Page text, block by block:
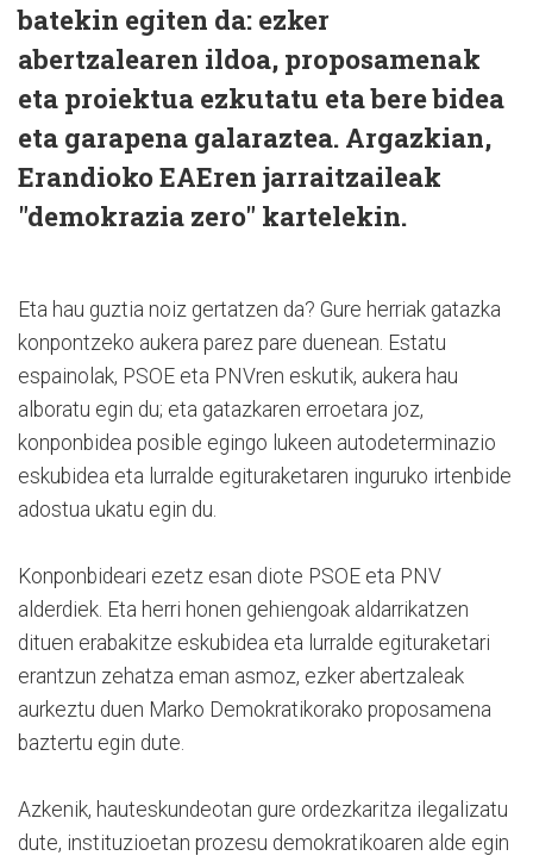
batekin egiten da: ezker
abertzalearen ildoa, proposamenak
eta proiektua ezkutatu eta bere bidea
eta garapena galaraztea. Argazkian,
Erandioko EAEren jarraitzaileak
"demokrazia zero" kartelekin.
Eta hau guztia noiz gertatzen da? Gure herriak gatazka
konpontzeko aukera parez pare duenean. Estatu
espainolak, PSOE eta PNVren eskutik, aukera hau
alboratu egin du; eta gatazkaren erroetara joz,
konponbidea posible egingo lukeen autodeterminazio
eskubidea eta lurralde egituraketaren inguruko irtenbide
adostua ukatu egin du.
Konponbideari ezetz esan diote PSOE eta PNV
alderdiek. Eta herri honen gehiengoak aldarrikatzen
dituen erabakitze eskubidea eta lurralde egituraketari
erantzun zehatza eman asmoz, ezker abertzaleak
aurkeztu duen Marko Demokratikorako proposamena
baztertu egin dute.
Azkenik, hauteskundeotan gure ordezkaritza ilegalizatu
dute, instituzioetan prozesu demokratikoaren alde egin